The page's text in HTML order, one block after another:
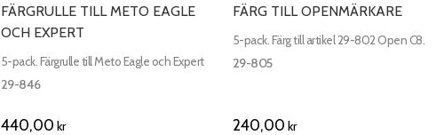
FÄRGRULLE TILL METO EAGLE
OCH EXPERT
5-pack. Färgrulle till Meto Eagle och Expert
29-846
440,00 kr
FÄRG TILL OPENMÄRKARE
5-pack. Färg till artikel 29-802 Open C8.
29-805
240,00 kr